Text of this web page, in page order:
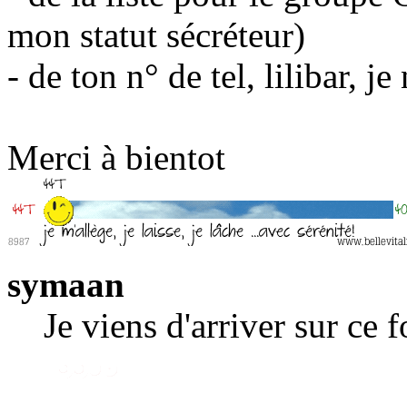
mon statut sécréteur)
- de ton n° de tel, lilibar, je
Merci à bientot
symaan
Je viens d'arriver sur ce